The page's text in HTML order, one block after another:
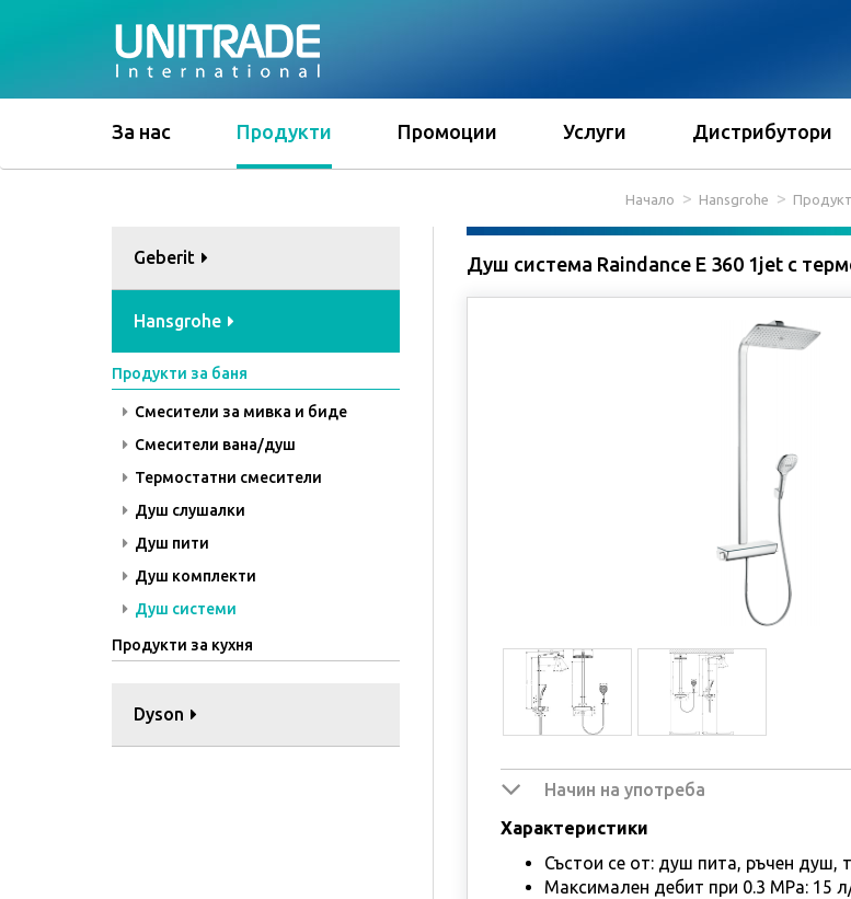
За нас Продукти Промоции Услуги Дистрибутори
Начало Hansgrohe
Geberit
Hansgrohe
Продукти за баня
Смесители за мивка и биде
Смесители вана/душ
Термостатни смесители
Душ слушалки
Душ пити
Душ комплекти
Душ системи
Продукти за кухня
Dyson
Душ система Raindance Е 360 1jet с
Начин на употреба
Характеристики
Състои се от: душ пита, ръчен душ,
Mаксимален дебит при 0.3 MPa: 15